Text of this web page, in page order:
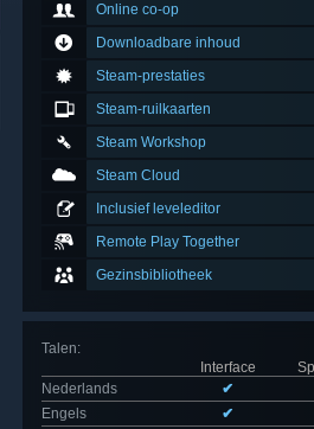
Online co-op
Downloadbare inhoud
Steam-prestaties
Steam-ruilkaarten
Steam Workshop
Steam Cloud
Inclusief leveleditor
Remote Play Together
Gezinsbibliotheek
Talen:
Interface
Nederlands
✔
Engels
✔